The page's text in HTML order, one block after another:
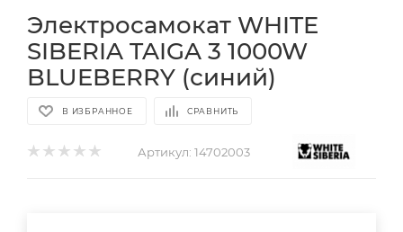
Электросамокат WHITE
SIBERIA TAIGA 3 1000W
BLUEBERRY (синий)
В ИЗБРАННОЕ СРАВНИТЬ
Артикул: 14702003